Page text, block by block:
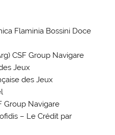
Flaminia Bossini Doce
CSF Group Navigare
Jeux
des Jeux
Group Navigare
– Le Crédit par